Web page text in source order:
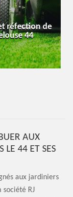
clôture et
44
AUX
LE 44 ET SES
aux jardiniers
société RJ